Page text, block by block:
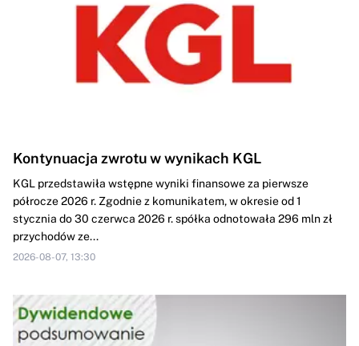
Kontynuacja zwrotu w wynikach KGL
KGL przedstawiła wstępne wyniki finansowe za pierwsze
półrocze 2026 r. Zgodnie z komunikatem, w okresie od 1
stycznia do 30 czerwca 2026 r. spółka odnotowała 296 mln zł
przychodów ze...
2026-08-07, 13:30